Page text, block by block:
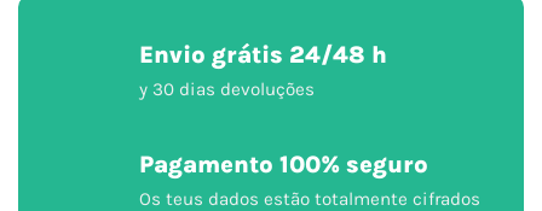
Envio grátis 24/48 h
y 30 dias devoluções
Pagamento 100% seguro
Os teus dados estão totalmente cifrados